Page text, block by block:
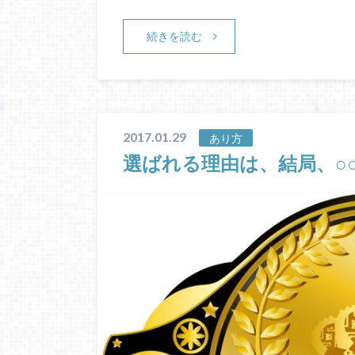
続きを読む
2017.01.29 あり方
選ばれる理由は、結局、